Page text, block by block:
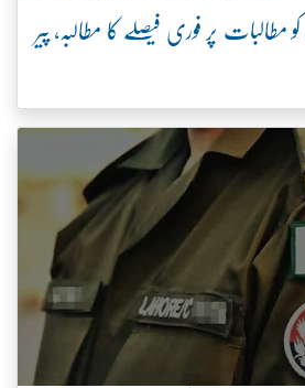
مطالبات پر فوری فیصلے کا مطالبہ، پیر